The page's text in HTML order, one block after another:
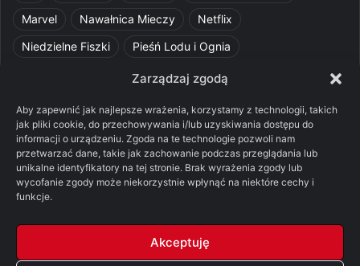
Zarządzaj zgodą
Aby zapewnić jak najlepsze wrażenia, korzystamy z technologii, takich
jak pliki cookie, do przechowywania i/lub uzyskiwania dostępu do
informacji o urządzeniu. Zgoda na te technologie pozwoli nam
przetwarzać dane, takie jak zachowanie podczas przeglądania lub
unikalne identyfikatory na tej stronie. Brak wyrażenia zgody lub
wycofanie zgody może niekorzystnie wpłynąć na niektóre cechy i
funkcje.
Akceptuję
Marvel
Nawałnica Mieczy
Netflix
Niedzielne Fiszki
Pieśń Lodu i Ognia
Pquelim
Pytania do maesterów
recenzja książki
Ród Smoka Silmarillion
SithFrog
Starcie Królów
Star Wars
Szalone Teorie
Tolkienowskie Q&A
Voo
Wieści z Cytadeli